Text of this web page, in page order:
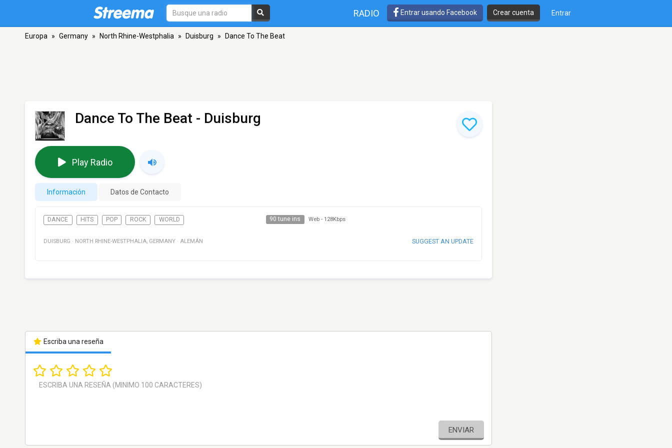
RADIO Entrar usando Facebook Crear cuenta Entrar
Europa » Germany » North Rhine-Westphalia » Duisburg » Dance To The Beat
Dance To The Beat - Duisburg
Play Radio
Información Datos de Contacto
DANCE HITS POP ROCK WORLD 90 tune ins Web - 128Kbps
DUISBURG · NORTH RHINE-WESTPHALIA, GERMANY · ALEMÁN SUGGEST AN UPDATE
Escriba una reseña
ENVIAR